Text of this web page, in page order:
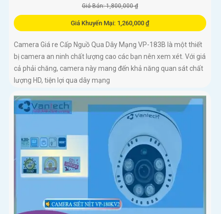
Giá Bán: 1,800,000 ₫
Giá Khuyến Mại: 1,260,000 ₫
Camera Giá re Cấp Nguồ Qua Dây Mạng VP-183B là một thiết
bị camera an ninh chất lượng cao các bạn nên xem xét. Với giá
cả phải chăng, camera này mang đến khả năng quan sát chất
lượng HD, tiện lợi qua dây mạng